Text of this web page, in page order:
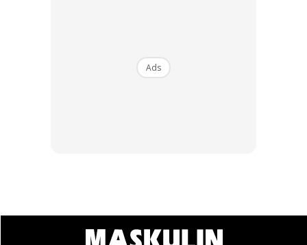
saya Filipina dan Indonesia tidak boleh dipandang rendah,
Ads